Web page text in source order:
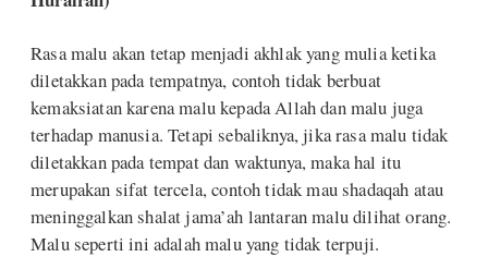
Rasa malu akan tetap menjadi akhlak yang mulia ketika
diletakkan pada tempatnya, contoh tidak berbuat
kemaksiatan karena malu kepada Allah dan malu juga
terhadap manusia. Tetapi sebaliknya, jika rasa malu tidak
diletakkan pada tempat dan waktunya, maka hal itu
merupakan sifat tercela, contoh tidak mau shadaqah atau
meninggalkan shalat jama’ah lantaran malu dilihat orang.
Malu seperti ini adalah malu yang tidak terpuji.